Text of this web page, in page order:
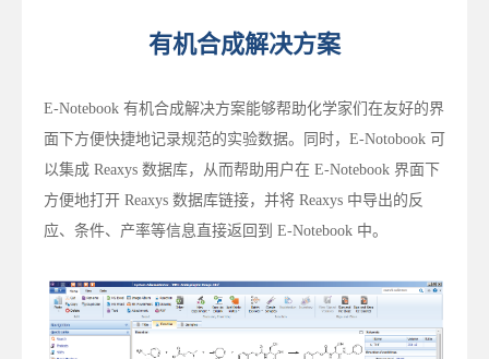
有机合成解决方案
E-Notebook 有机合成解决方案能够帮助化学家们在友好的界
面下方便快捷地记录规范的实验数据。同时，E-Notobook 可
以集成 Reaxys 数据库，从而帮助用户在 E-Notebook 界面下
方便地打开 Reaxys 数据库链接，并将 Reaxys 中导出的反
应、条件、产率等信息直接返回到 E-Notebook 中。